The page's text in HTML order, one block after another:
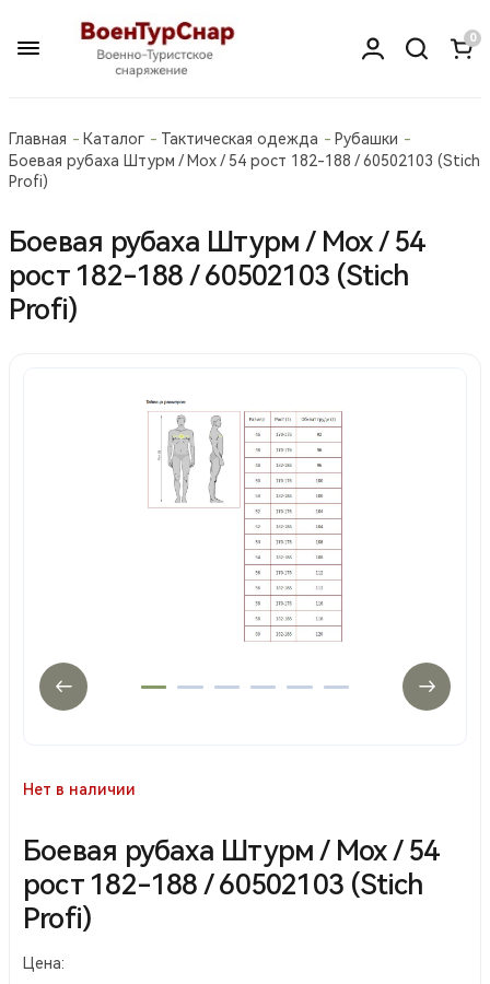
0
Главная Каталог Тактическая одежда
Рубашки
Боевая рубаха Штурм / Мох / 54 рост 182-188 / 60502103 (Stich
Profi)
Боевая рубаха Штурм / Мох / 54
рост 182-188 / 60502103 (Stich
Profi)
Нет в наличии
Боевая рубаха Штурм / Мох / 54
рост 182-188 / 60502103 (Stich
Profi)
Цена: